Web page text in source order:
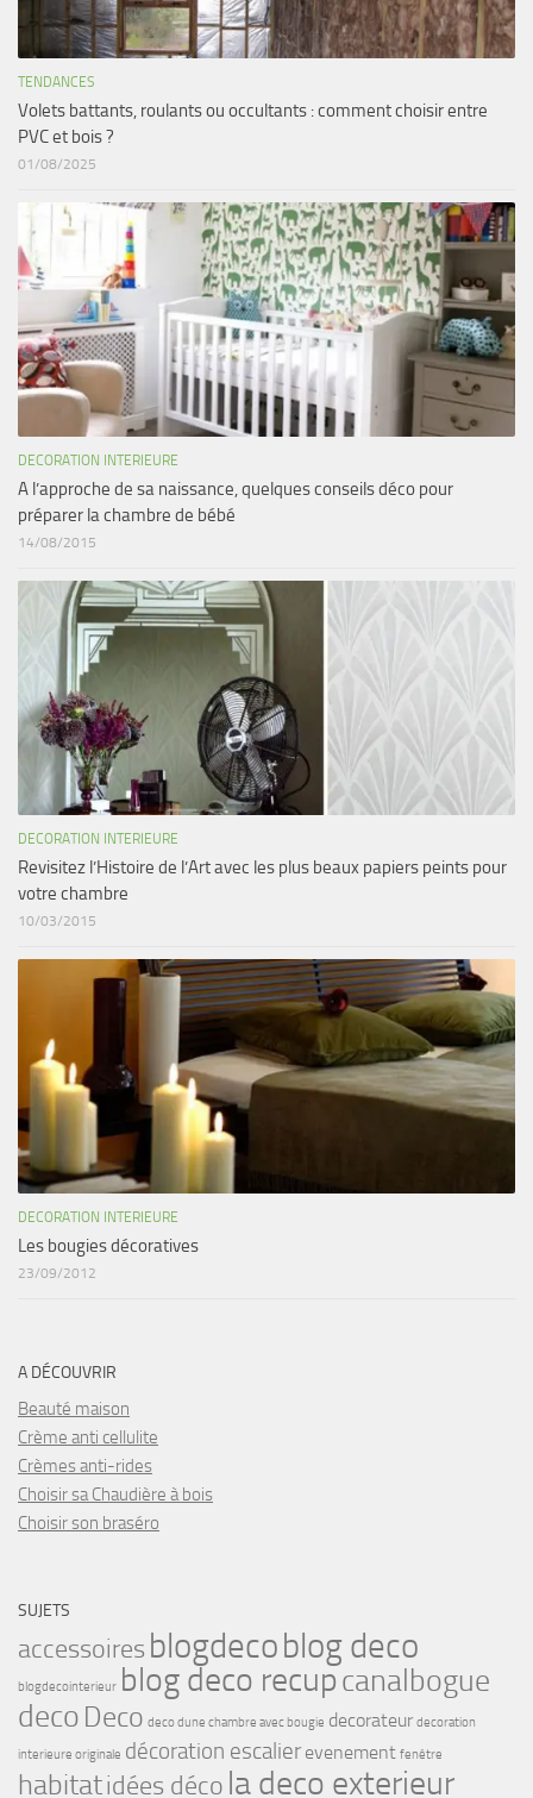
TENDANCES
Volets battants, roulants ou occultants : comment choisir entre
PVC et bois ?
01/08/2025
DECORATION INTERIEURE
A l’approche de sa naissance, quelques conseils déco pour
préparer la chambre de bébé
14/08/2015
DECORATION INTERIEURE
Revisitez l’Histoire de l’Art avec les plus beaux papiers peints pour
votre chambre
10/03/2015
DECORATION INTERIEURE
Les bougies décoratives
23/09/2012
A DÉCOUVRIR
Beauté maison
Crème anti cellulite
Crèmes anti-rides
Choisir sa Chaudière à bois
Choisir son braséro
SUJETS
accessoires blogdecoblog deco
blogdecointerieur blog deco recupcanalbogue
deco Deco deco dune chambre avec bougie decorateur decoration
interieure originale décoration escalier evenement fenêtre
habitatidées déco la deco exterieur